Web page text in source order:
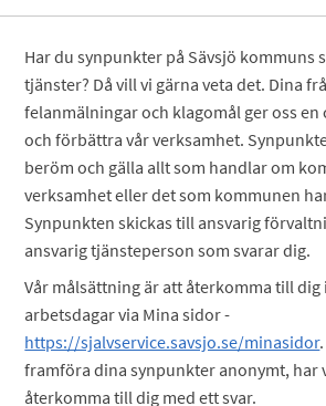
Har du synpunkter på Sävsjö kommuns
tjänster? Då vill vi gärna veta det. Dina
felanmälningar och klagomål ger oss en
och förbättra vår verksamhet.
beröm och gälla allt som handlar om
verksamhet eller det som kommunen
Synpunkten skickas till ansvarig
ansvarig tjänsteperson som svarar dig.
Vår målsättning är att återkomma till dig
arbetsdagar via Mina sidor -
https://sjalvservice.savsjo.se/minasidor
framföra dina synpunkter anonymt, har
återkomma till dig med ett svar.